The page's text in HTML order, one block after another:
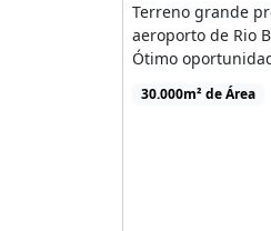
Terreno grande
aeroporto de Rio
Ótimo
investimento para
valorização, [...]
30.000m² de Área